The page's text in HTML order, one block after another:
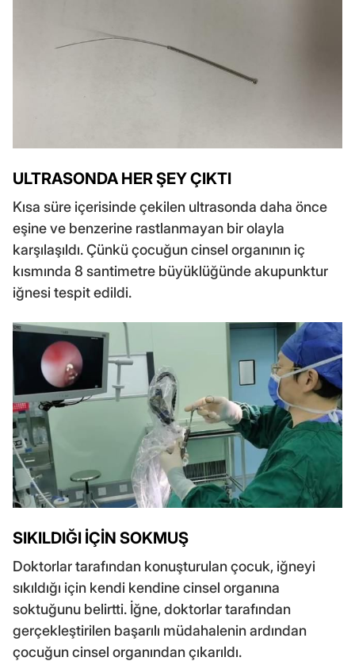
ULTRASONDA HER ŞEY ÇIKTI
Kısa süre içerisinde çekilen ultrasonda daha önce
eşine ve benzerine rastlanmayan bir olayla
karşılaşıldı. Çünkü çocuğun cinsel organının iç
kısmında 8 santimetre büyüklüğünde akupunktur
iğnesi tespit edildi.
SIKILDIĞI İÇİN SOKMUŞ
Doktorlar tarafından konuşturulan çocuk, iğneyi
sıkıldığı için kendi kendine cinsel organına
soktuğunu belirtti. İğne, doktorlar tarafından
gerçekleştirilen başarılı müdahalenin ardından
çocuğun cinsel organından çıkarıldı.